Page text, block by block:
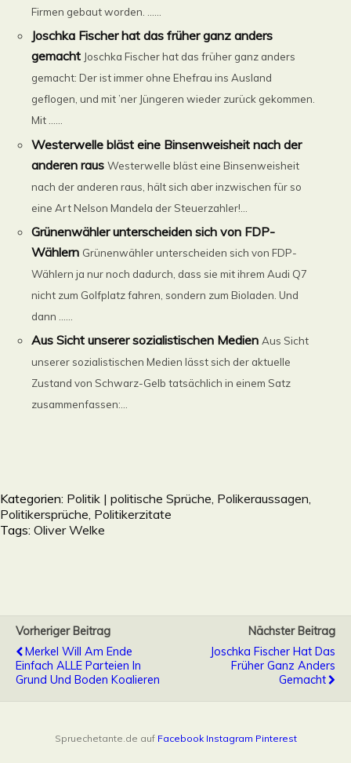
Firmen gebaut worden. ......
Joschka Fischer hat das früher ganz anders
gemacht Joschka Fischer hat das früher ganz anders
gemacht: Der ist immer ohne Ehefrau ins Ausland
geflogen, und mit ’ner Jüngeren wieder zurück gekommen.
Mit ......
Westerwelle bläst eine Binsenweisheit nach der
anderen raus Westerwelle bläst eine Binsenweisheit
nach der anderen raus, hält sich aber inzwischen für so
eine Art Nelson Mandela der Steuerzahler!...
Grünenwähler unterscheiden sich von FDP-
Wählern Grünenwähler unterscheiden sich von FDP-
Wählern ja nur noch dadurch, dass sie mit ihrem Audi Q7
nicht zum Golfplatz fahren, sondern zum Bioladen. Und
dann ......
Aus Sicht unserer sozialistischen Medien Aus Sicht
unserer sozialistischen Medien lässt sich der aktuelle
Zustand von Schwarz-Gelb tatsächlich in einem Satz
zusammenfassen:...
Kategorien: Politik | politische Sprüche, Polikeraussagen,
Politikersprüche, Politikerzitate
Tags: Oliver Welke
Vorheriger Beitrag
Merkel Will Am Ende
Einfach ALLE Parteien In
Grund Und Boden Koalieren
Nächster Beitrag
Joschka Fischer Hat Das
Früher Ganz Anders
Gemacht
Spruechetante.de auf Facebook Instagram Pinterest